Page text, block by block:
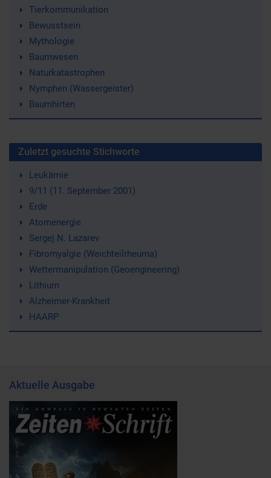
Tierkommunikation
Bewusstsein
Mythologie
Baumwesen
Naturkatastrophen
Nymphen (Wassergeister)
Baumhirten
Zuletzt gesuchte Stichworte
Leukämie
9/11 (11. September 2001)
Erde
Atomenergie
Sergej N. Lazarev
Fibromyalgie (Weichteilrheuma)
Wettermanipulation (Geoengineering)
Lithium
Alzheimer-Krankheit
HAARP
Aktuelle Ausgabe